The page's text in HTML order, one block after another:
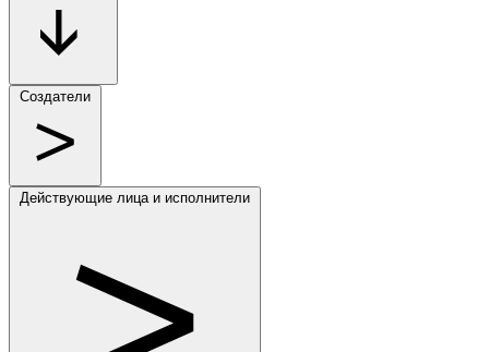
Создатели
Действующие лица и исполнители